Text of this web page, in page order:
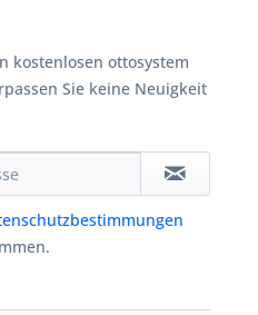
kostenlosen ottosystem
Sie keine Neuigkeit